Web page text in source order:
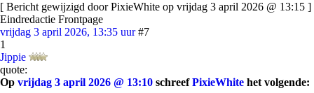
[ Bericht gewijzigd door PixieWhite op vrijdag 3 april 2026 @ 13:15 ]
Eindredactie Frontpage
vrijdag 3 april 2026, 13:35 uur #7
1
Jippie
quote:
Op vrijdag 3 april 2026 @ 13:10 schreefPixieWhite het volgende: